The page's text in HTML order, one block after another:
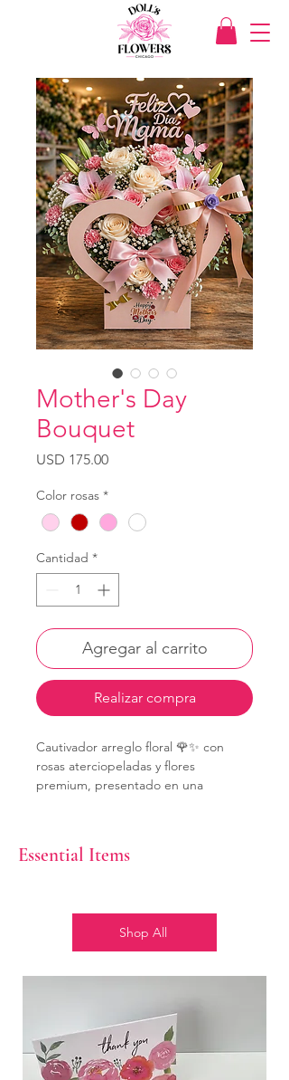
Mother's Day
Bouquet
USD 175.00Precio
Color rosas *
Cantidad *
Agregar al carrito
Realizar compra
Cautivador arreglo floral 🌹✨ con
rosas aterciopeladas y flores
premium, presentado en una
amor, admiración y emociones
Elige tu estilo ideal 🎨:
❤️ Sofisticado rojo
🌸 Tierno rosado
🌸❤️ Encantadora combinación de
🤍🌸 Delicada mezcla de blanco con
rosa
Un regalo elegante, duradero y lleno
Essential Items
Shop All